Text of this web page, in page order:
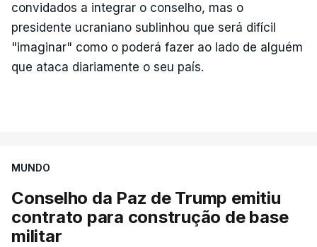
convidados a integrar o conselho, mas o
presidente ucraniano sublinhou que será difícil
"imaginar" como o poderá fazer ao lado de alguém
que ataca diariamente o seu país.
MUNDO
Conselho da Paz de Trump emitiu
contrato para construção de base
militar